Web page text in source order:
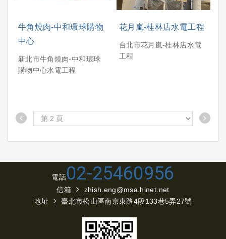
牛角燒肉-中和環球購物
中心
新北市牛角燒肉-中和環球
購物中心水電工程
花月嵐-桂林店水電工程
台北市花月嵐-桂林店水電
工程
電話02-25460956
信箱
zhish.eng@msa.hinet.net
地址
臺北市松山區南京東路4段133巷5弄27號